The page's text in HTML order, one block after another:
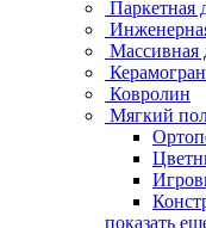
Паркетная
Массивная
Ковролин
Мягкий
показать